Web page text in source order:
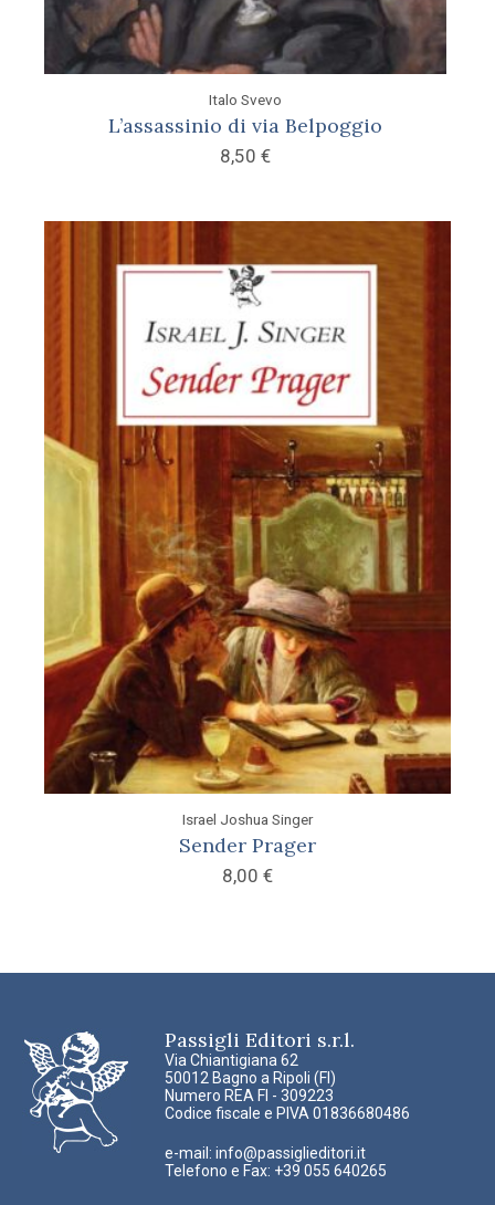
Italo Svevo
L’assassinio di via Belpoggio
8,50 €
Israel Joshua Singer
Sender Prager
8,00 €
Passigli Editori s.r.l.
Via Chiantigiana 62
50012 Bagno a Ripoli (FI)
Numero REA FI - 309223
Codice fiscale e PIVA 01836680486
e-mail: info@passiglieditori.it
Telefono e Fax: +39 055 640265